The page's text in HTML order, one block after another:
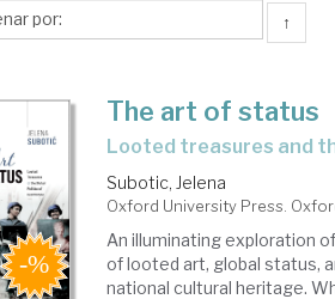
↑
The art of status
looted treasures and
Subotic, Jelena
Oxford University Press.
An illuminating exploration
of looted art, global status,
national cultural heritage.